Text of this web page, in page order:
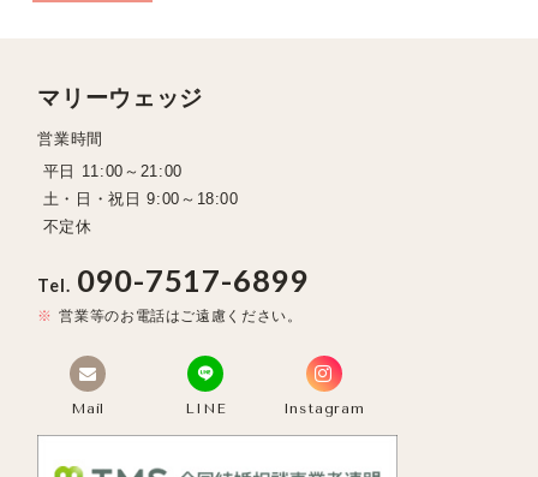
マリーウェッジ
営業時間
平日 11:00～21:00
土・日・祝日 9:00～18:00
不定休
Tel. 090-7517-6899
営業等のお電話はご遠慮ください。
Mail LINE Instagram